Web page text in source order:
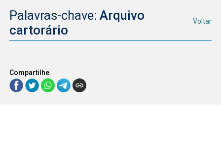
Palavras-chave: Arquivo
cartorário
Voltar
Compartilhe